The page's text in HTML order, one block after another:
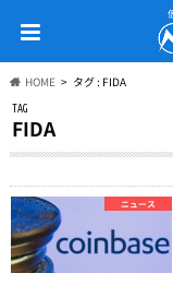
HOME タグ : FIDA
TAG
FIDA
ニュース